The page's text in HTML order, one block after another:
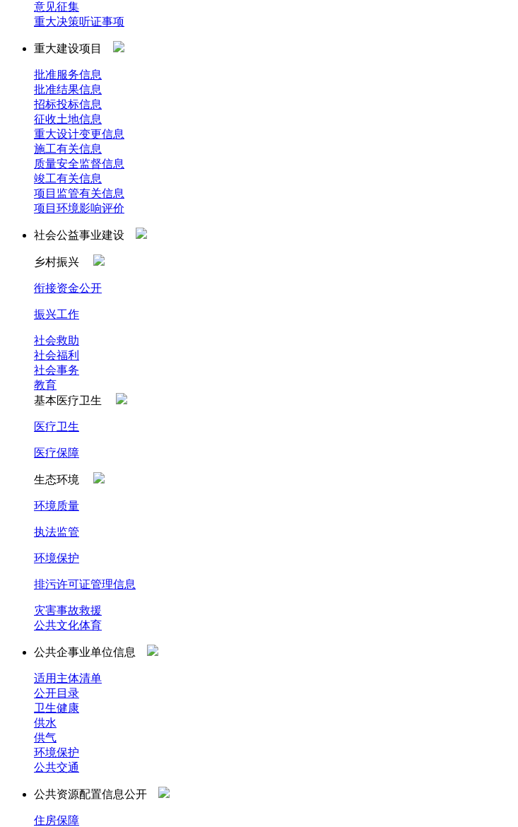
意见征集
重大决策听证事项
重大建设项目
批准服务信息
批准结果信息
招标投标信息
征收土地信息
重大设计变更信息
施工有关信息
质量安全监督信息
竣工有关信息
项目监管有关信息
项目环境影响评价
社会公益事业建设
乡村振兴
衔接资金公开
振兴工作
社会救助
社会福利
社会事务
教育
基本医疗卫生
医疗卫生
医疗保障
生态环境
环境质量
执法监管
环境保护
排污许可证管理信息
灾害事故救援
公共文化体育
公共企事业单位信息
适用主体清单
公开目录
卫生健康
供水
供气
环境保护
公共交通
公共资源配置信息公开
住房保障